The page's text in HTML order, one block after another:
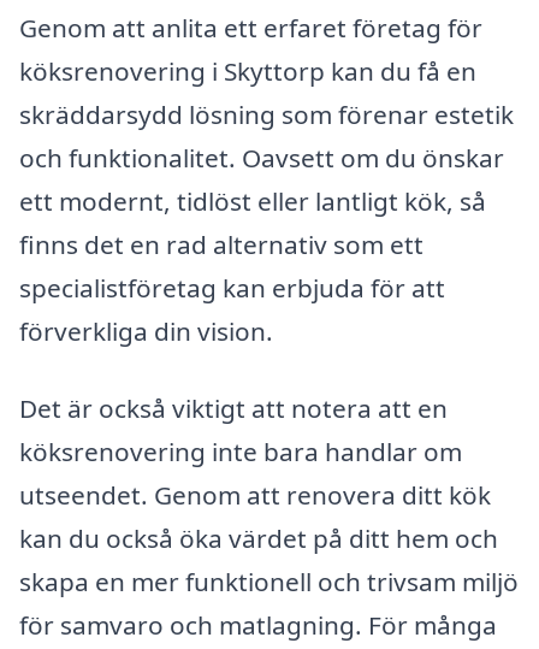
Genom att anlita ett erfaret företag för
köksrenovering i Skyttorp kan du få en
skräddarsydd lösning som förenar estetik
och funktionalitet. Oavsett om du önskar
ett modernt, tidlöst eller lantligt kök, så
finns det en rad alternativ som ett
specialistföretag kan erbjuda för att
förverkliga din vision.
Det är också viktigt att notera att en
köksrenovering inte bara handlar om
utseendet. Genom att renovera ditt kök
kan du också öka värdet på ditt hem och
skapa en mer funktionell och trivsam miljö
för samvaro och matlagning. För många